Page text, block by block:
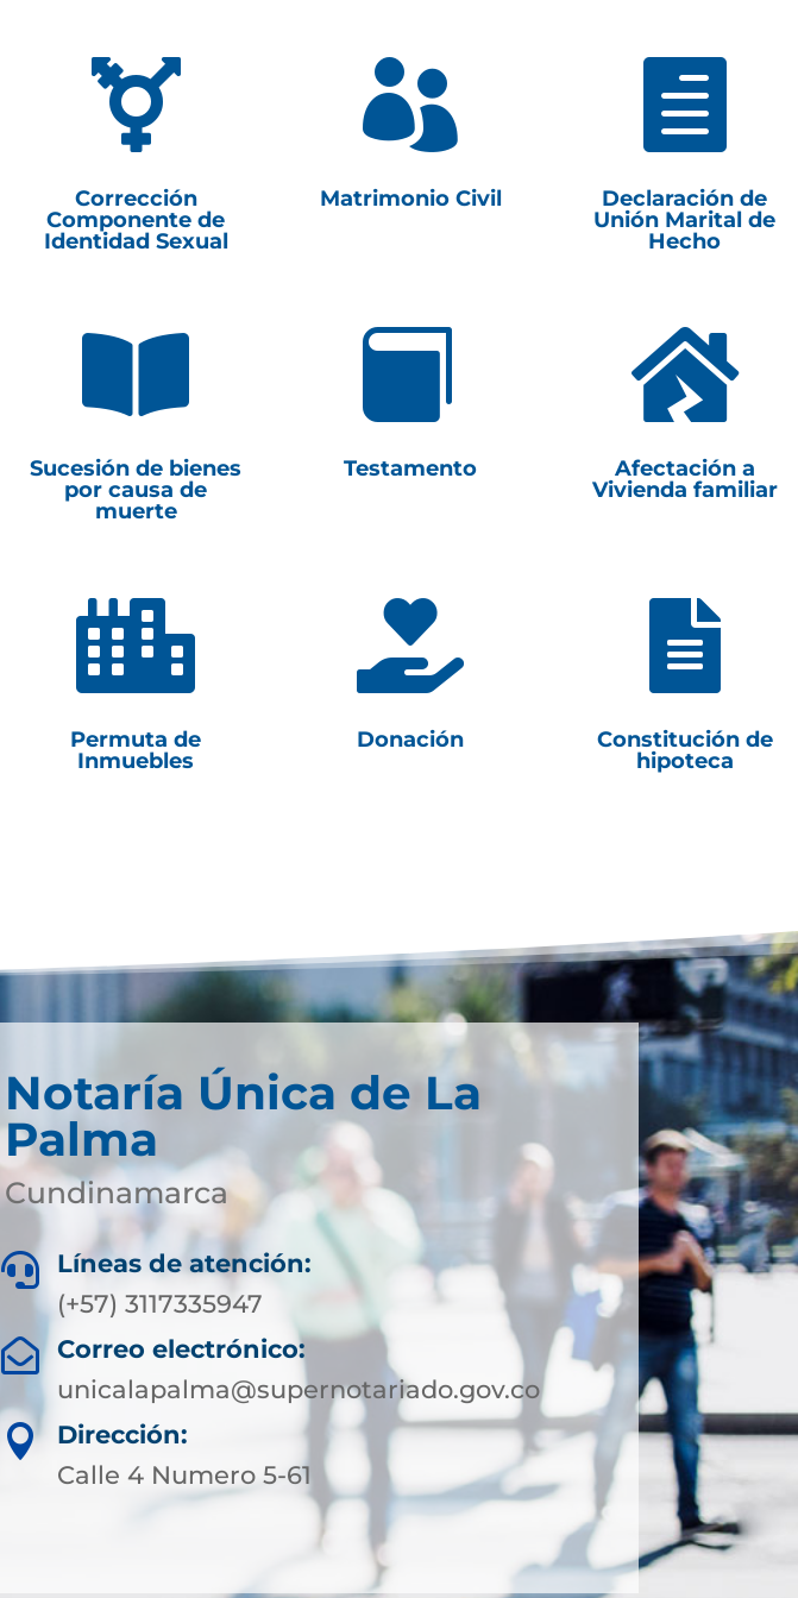

Corrección
Componente de
Identidad Sexual

Matrimonio Civil

Declaración de
Unión Marital de
Hecho

Sucesión de bienes
por causa de
muerte

Testamento

Afectación a
Vivienda familiar

Permuta de
Inmuebles

Donación

Constitución de
hipoteca
Notaría Única de La
Palma
Cundinamarca

Líneas de atención:
(+57) 3117335947

Correo electrónico:
unicalapalma@supernotariado.gov.co

Dirección:
Calle 4 Numero 5-61